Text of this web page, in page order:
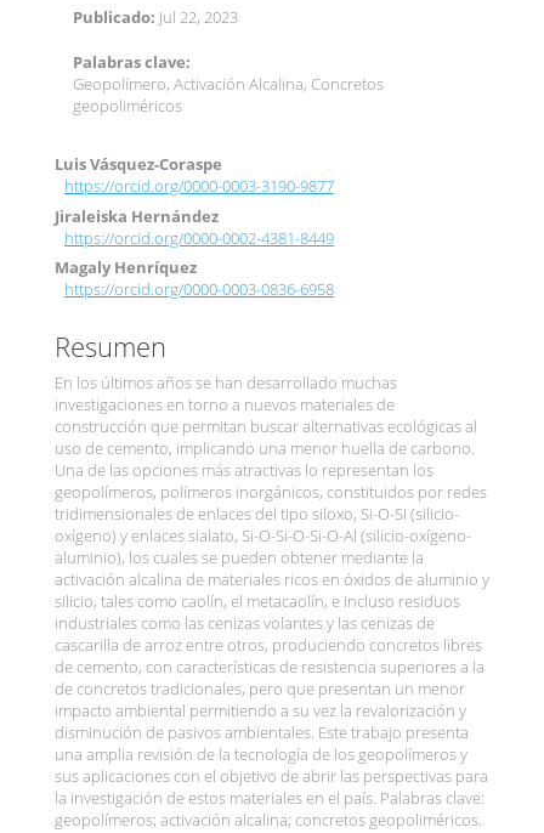
Publicado: Jul 22, 2023
Palabras clave:
Geopolímero, Activación Alcalina, Concretos
geopoliméricos
Contenido
principal
del
artículo
Luis Vásquez-Coraspe
https://orcid.org/0000-0003-3190-9877
Jiraleiska Hernández
https://orcid.org/0000-0002-4381-8449
Magaly Henríquez
https://orcid.org/0000-0003-0836-6958
Resumen
En los últimos años se han desarrollado muchas
investigaciones en torno a nuevos materiales de
construcción que permitan buscar alternativas ecológicas al
uso de cemento, implicando una menor huella de carbono.
Una de las opciones más atractivas lo representan los
geopolímeros, polímeros inorgánicos, constituidos por redes
tridimensionales de enlaces del tipo siloxo, Si-O-SI (silicio-
oxígeno) y enlaces sialato, Si-O-Si-O-Si-O-Al (silicio-oxígeno-
aluminio), los cuales se pueden obtener mediante la
activación alcalina de materiales ricos en óxidos de aluminio y
silicio, tales como caolín, el metacaolín, e incluso residuos
industriales como las cenizas volantes y las cenizas de
cascarilla de arroz entre otros, produciendo concretos libres
de cemento, con características de resistencia superiores a la
de concretos tradicionales, pero que presentan un menor
impacto ambiental permitiendo a su vez la revalorización y
disminución de pasivos ambientales. Este trabajo presenta
una amplia revisión de la tecnología de los geopolímeros y
sus aplicaciones con el objetivo de abrir las perspectivas para
la investigación de estos materiales en el país. Palabras clave:
geopolímeros; activación alcalina; concretos geopoliméricos.